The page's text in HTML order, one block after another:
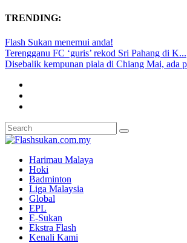
TRENDING:
Flash Sukan menemui anda!
Terengganu FC ‘guris’ rekod Sri Pahang di K...
Disebalik kempunan piala di Chiang Mai, ada
Harimau Malaya
Hoki
Badminton
Liga Malaysia
Global
EPL
E-Sukan
Ekstra Flash
Kenali Kami